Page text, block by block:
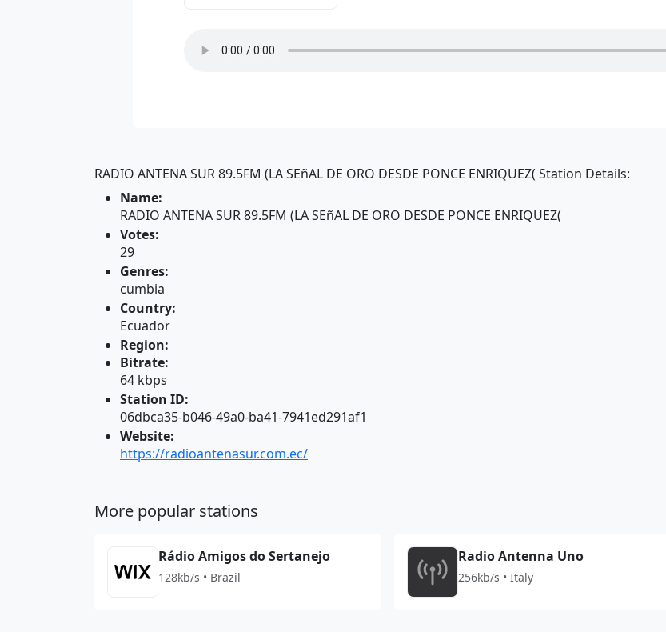
RADIO ANTENA SUR 89.5FM (LA SEñAL DE ORO DESDE PONCE ENRIQUEZ( Station Details:
Name:
RADIO ANTENA SUR 89.5FM (LA SEñAL DE ORO DESDE PONCE ENRIQUEZ(
Votes:
29
Genres:
cumbia
Country:
Ecuador
Region:
Bitrate:
64 kbps
Station ID:
06dbca35-b046-49a0-ba41-7941ed291af1
Website:
https://radioantenasur.com.ec/
More popular stations
Rádio Amigos do Sertanejo
128kb/s • Brazil
Radio Antenna Uno
256kb/s • Italy